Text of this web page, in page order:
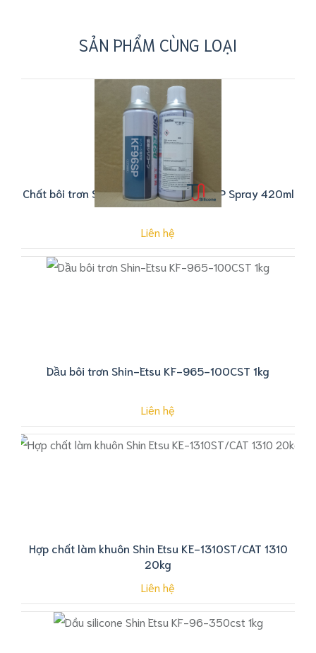
SẢN PHẨM CÙNG LOẠI
Chất bôi trơn Silicone Shin Etsu KF 96SP Spray 420ml
Liên hệ
Dầu bôi trơn Shin-Etsu KF-965-100CST 1kg
Liên hệ
Hợp chất làm khuôn Shin Etsu KE-1310ST/CAT 1310
20kg
Liên hệ